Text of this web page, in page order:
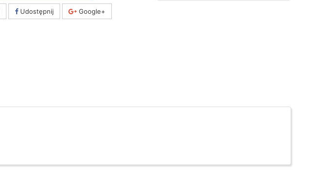
Udostępnij Google+